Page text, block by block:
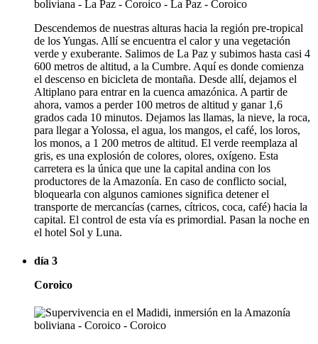
Descendemos de nuestras alturas hacia la región pre-tropical
de los Yungas. Allí se encuentra el calor y una vegetación
verde y exuberante. Salimos de La Paz y subimos hasta casi 4
600 metros de altitud, a la Cumbre. Aquí es donde comienza
el descenso en bicicleta de montaña. Desde allí, dejamos el
Altiplano para entrar en la cuenca amazónica. A partir de
ahora, vamos a perder 100 metros de altitud y ganar 1,6
grados cada 10 minutos. Dejamos las llamas, la nieve, la roca,
para llegar a Yolossa, el agua, los mangos, el café, los loros,
los monos, a 1 200 metros de altitud. El verde reemplaza al
gris, es una explosión de colores, olores, oxígeno. Esta
carretera es la única que une la capital andina con los
productores de la Amazonía. En caso de conflicto social,
bloquearla con algunos camiones significa detener el
transporte de mercancías (carnes, cítricos, coca, café) hacia la
capital. El control de esta vía es primordial. Pasan la noche en
el hotel Sol y Luna.
día 3
Coroico